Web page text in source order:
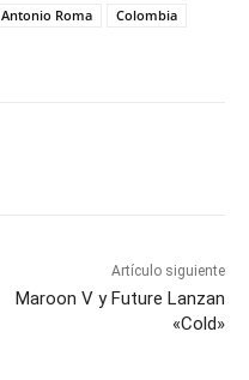
Antonio Roma
Colombia
Artículo siguiente
Maroon V y Future Lanzan
«Cold»